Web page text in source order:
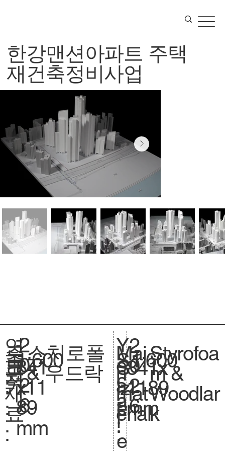
한강맨션아파트 주택
재건축정비사업
연
도
:
2
0
2
6
주
요
재
료
:
축
척
.
스치로폴
& 우드락
1:600
크
기
.
841
x11
89
mm
Y
e
a
r
:
Mai
n
mat
erial
:
S
c
a
l
e
S
iz
e.
2
0
2
6
1:600
841x
1189
mm
Styrofoa
m &
Woodlar
k